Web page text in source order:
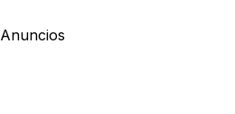
Anuncios